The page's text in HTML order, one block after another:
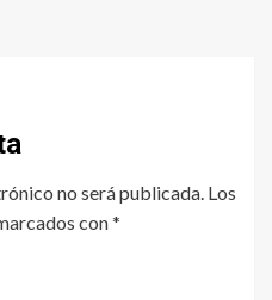
no será publicada. Los
con*